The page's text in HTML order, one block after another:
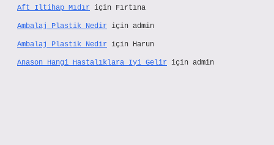
Aft Iltihap Mıdır için Fırtına
Ambalaj Plastik Nedir için admin
Ambalaj Plastik Nedir için Harun
Anason Hangi Hastalıklara Iyi Gelir için admin